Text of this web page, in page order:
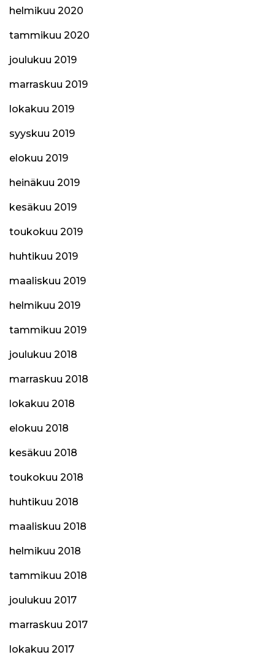
helmikuu 2020
tammikuu 2020
joulukuu 2019
marraskuu 2019
lokakuu 2019
syyskuu 2019
elokuu 2019
heinäkuu 2019
kesäkuu 2019
toukokuu 2019
huhtikuu 2019
maaliskuu 2019
helmikuu 2019
tammikuu 2019
joulukuu 2018
marraskuu 2018
lokakuu 2018
elokuu 2018
kesäkuu 2018
toukokuu 2018
huhtikuu 2018
maaliskuu 2018
helmikuu 2018
tammikuu 2018
joulukuu 2017
marraskuu 2017
lokakuu 2017